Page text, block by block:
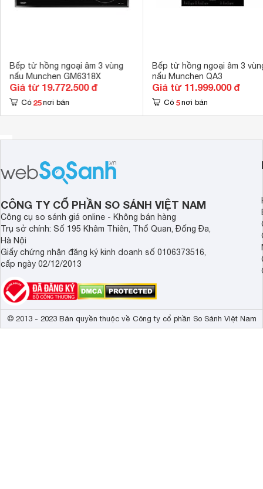
Bếp từ hồng ngoại âm 3 vùng
nấu Munchen GM6318X
Giá từ 19.772.500 đ
Có 25 nơi bán
Bếp từ hồng ngoại âm 3
nấu Munchen QA3
Giá từ 11.999.000 đ
Có 5 nơi bán
CÔNG TY CỔ PHẦN SO SÁNH VIỆT NAM
Công cụ so sánh giá online - Không bán hàng
Trụ sở chính: Số 195 Khâm Thiên, Thổ Quan, Đống Đa,
Hà Nội
Giấy chứng nhận đăng ký kinh doanh số 0106373516,
cấp ngày 02/12/2013
© 2013 - 2023 Bản quyền thuộc về Công ty cổ phần So Sánh Việt Nam